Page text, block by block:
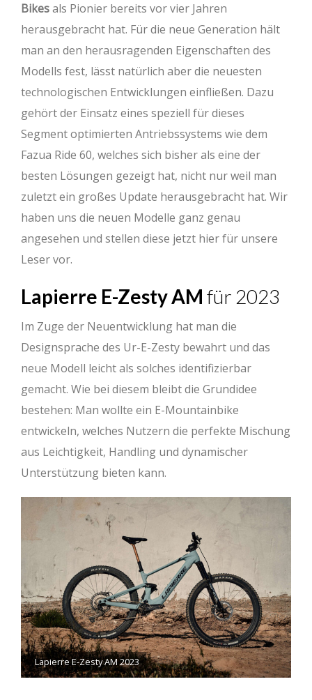
Bikesals Pionier bereits vor vier Jahren
herausgebracht hat. Für die neue Generation hält
man an den herausragenden Eigenschaften des
Modells fest, lässt natürlich aber die neuesten
technologischen Entwicklungen einfließen. Dazu
gehört der Einsatz eines speziell für dieses
Segment optimierten Antriebssystems wie dem
Fazua Ride 60, welches sich bisher als eine der
besten Lösungen gezeigt hat, nicht nur weil man
zuletzt ein großes Update herausgebracht hat. Wir
haben uns die neuen Modelle ganz genau
angesehen und stellen diese jetzt hier für unsere
Leser vor.
Lapierre E-Zesty AM für 2023
Im Zuge der Neuentwicklung hat man die
Designsprache des Ur-E-Zesty bewahrt und das
neue Modell leicht als solches identifizierbar
gemacht. Wie bei diesem bleibt die Grundidee
bestehen: Man wollte ein E-Mountainbike
entwickeln, welches Nutzern die perfekte Mischung
aus Leichtigkeit, Handling und dynamischer
Unterstützung bieten kann.
Lapierre E-Zesty AM 2023